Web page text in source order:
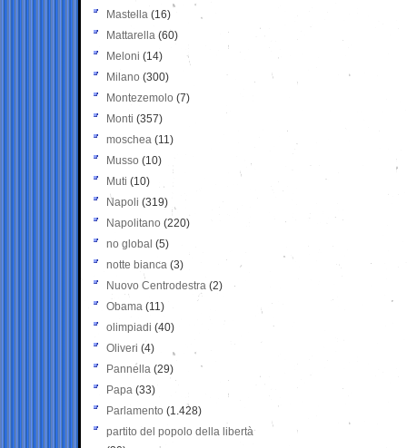
Mastella (16)
Mattarella (60)
Meloni (14)
Milano (300)
Montezemolo (7)
Monti (357)
moschea (11)
Musso (10)
Muti (10)
Napoli (319)
Napolitano (220)
no global (5)
notte bianca (3)
Nuovo Centrodestra (2)
Obama (11)
olimpiadi (40)
Oliveri (4)
Pannella (29)
Papa (33)
Parlamento (1.428)
partito del popolo della libertà